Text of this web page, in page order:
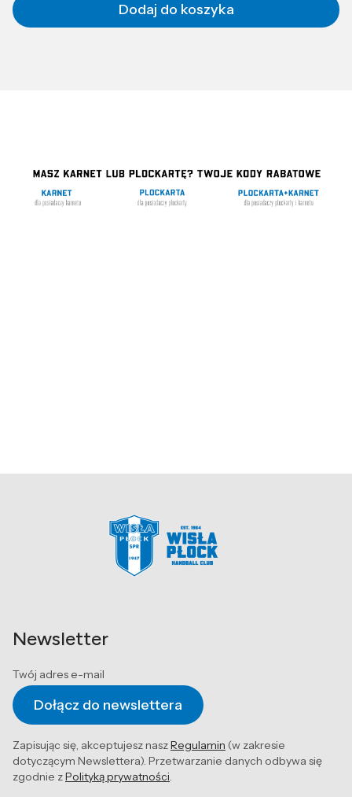
Dodaj do koszyka
Newsletter
Twój adres e-mail
Dołącz do newslettera
Zapisując się, akceptujesz naszRegulamin (w zakresie
dotyczącym Newslettera). Przetwarzanie danych odbywa się
zgodnie zPolityką prywatności.